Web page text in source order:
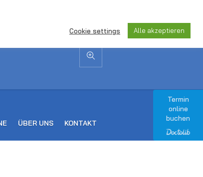
Termin
online
buchen
ÜBER UNS KONTAKT
Cookie settings Alle akzeptieren